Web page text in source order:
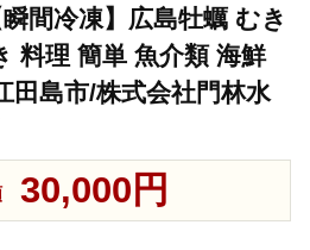
間冷凍】広島牡蠣 むき
料理 簡単 魚介類 海鮮
田島市/株式会社門林水
30,000円